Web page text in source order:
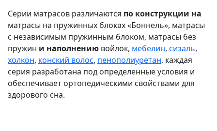
Серии матрасов различаются по конструкции на
матрасы на пружинных блоках «Боннель», матрасы
с независимым пружинным блоком, матрасы без
пружин и наполнению войлок, мебелин, сизаль,
холкон, конский волос, пенополиуретан, каждая
серия разработана под определенные условия и
обеспечивает ортопедическими свойствами для
здорового сна.